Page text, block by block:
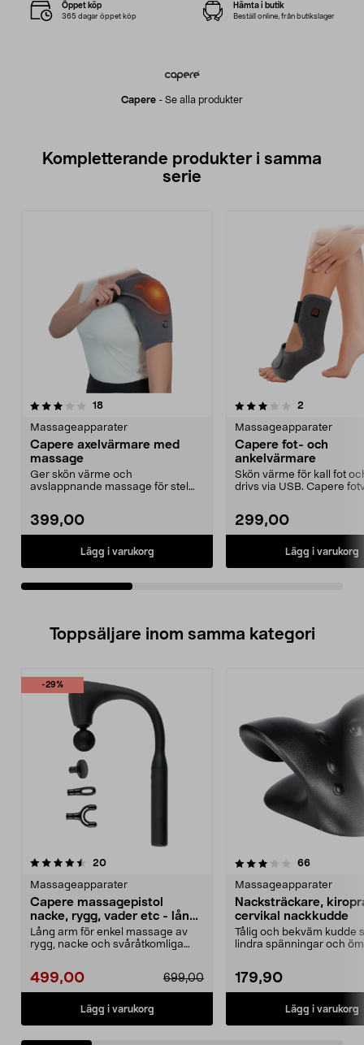
Capere - Se alla produkter
Öppet köp
365 dagar öppet köp
Hämta i butik
Beställ online, från butikslager
Kompletterande produkter i samma
serie
18recensioner
Massageapparater
Capere axelvärmare med
massage
Ger skön värme och
avslappnande massage för stel
399,00
Lägg i varukorg
3.0av 5 stjärnor 2
Massageapparater
Capere fot- och
ankelvärmare
Skön värme för kall fot
drivs via USB. Capere
299,00
Lägg i varukorg
3.0av 5 stjärnor
Toppsäljare inom samma kategori
-29%
20recensioner
Massageapparater
Capere massagepistol
nacke, rygg, vader etc - lång
arm
Lång arm för enkel massage av
rygg, nacke och svåråtkomliga
499,00 699,00
Lägg i varukorg
3.5 av 5 stjärnor 66recensioner
Massageapparater
Nacksträckare,
cervikal nackkudde
Tålig och bekväm kudde
lindra spänningar och
179,90
Lägg i varukorg
4.5 av 5 stjärnor